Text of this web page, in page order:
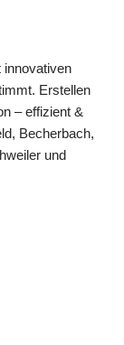
innovativen
Erstellen
– effizient &
Becherbach,
und